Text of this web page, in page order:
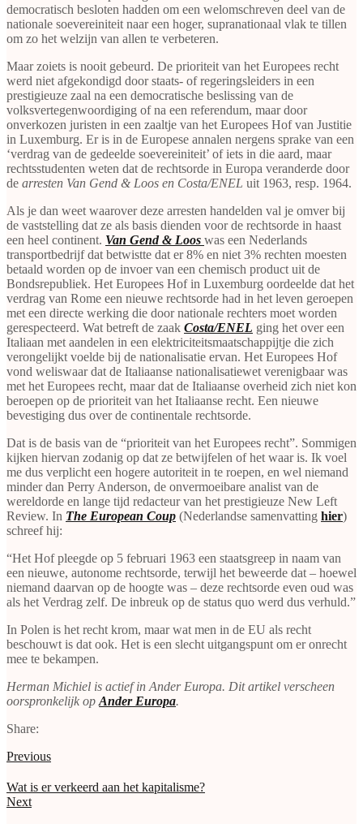
democratisch besloten hadden om een welomschreven deel van de
nationale soevereiniteit naar een hoger, supranationaal vlak te tillen
om zo het welzijn van allen te verbeteren.
Maar zoiets is nooit gebeurd. De prioriteit van het Europees recht
werd niet afgekondigd door staats- of regeringsleiders in een
prestigieuze zaal na een democratische beslissing van de
volksvertegenwoordiging of na een referendum, maar door
onverkozen juristen in een zaaltje van het Europees Hof van Justitie
in Luxemburg. Er is in de Europese annalen nergens sprake van een
‘verdrag van de gedeelde soevereiniteit’ of iets in die aard, maar
rechtsstudenten weten dat de rechtsorde in Europa veranderde door
de arresten Van Gend & Loos en Costa/ENEL uit 1963, resp. 1964.
Als je dan weet waarover deze arresten handelden val je omver bij
de vaststelling dat ze als basis dienden voor de rechtsorde in haast
een heel continent. Van Gend & Loos was een Nederlands
transportbedrijf dat betwistte dat er 8% en niet 3% rechten moesten
betaald worden op de invoer van een chemisch product uit de
Bondsrepubliek. Het Europees Hof in Luxemburg oordeelde dat het
verdrag van Rome een nieuwe rechtsorde had in het leven geroepen
met een directe werking die door nationale rechters moet worden
gerespecteerd. Wat betreft de zaak Costa/ENEL ging het over een
Italiaan met aandelen in een elektriciteitsmaatschappijtje die zich
verongelijkt voelde bij de nationalisatie ervan. Het Europees Hof
vond weliswaar dat de Italiaanse nationalisatiewet verenigbaar was
met het Europees recht, maar dat de Italiaanse overheid zich niet kon
beroepen op de prioriteit van het Italiaanse recht. Een nieuwe
bevestiging dus over de continentale rechtsorde.
Dat is de basis van de “prioriteit van het Europees recht”. Sommigen
kijken hiervan zodanig op dat ze betwijfelen of het waar is. Ik voel
me dus verplicht een hogere autoriteit in te roepen, en wel niemand
minder dan Perry Anderson, de onvermoeibare analist van de
wereldorde en lange tijd redacteur van het prestigieuze New Left
Review. In The European Coup (Nederlandse samenvatting hier)
schreef hij:
“Het Hof pleegde op 5 februari 1963 een staatsgreep in naam van
een nieuwe, autonome rechtsorde, terwijl het beweerde dat – hoewel
niemand daarvan op de hoogte was – deze rechtsorde even oud was
als het Verdrag zelf. De inbreuk op de status quo werd dus verhuld.”
In Polen is het recht krom, maar wat men in de EU als recht
beschouwt is dat ook. Het is een slecht uitgangspunt om er onrecht
mee te bekampen.
Herman Michiel is actief in Ander Europa. Dit artikel verscheen
oorspronkelijk op Ander Europa.
Share:
Previous
Wat is er verkeerd aan het kapitalisme?
Next